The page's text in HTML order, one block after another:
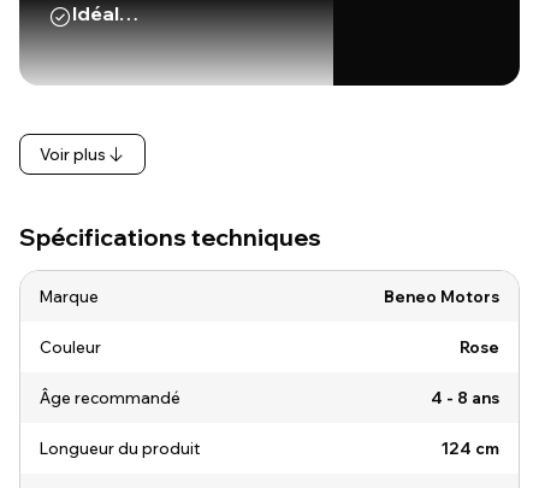
Idéal…
Voir plus
Spécifications techniques
Marque Beneo Motors
Couleur Rose
Âge recommandé 4 - 8 ans
Longueur du produit 124 cm